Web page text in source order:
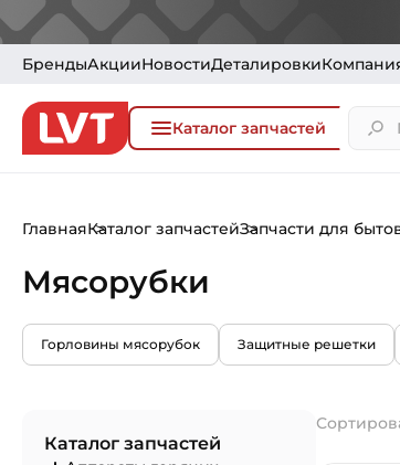
БрендыАкцииНовостиДеталировки
Каталог запчастей
ГлавнаяКаталог запчастейЗапчасти для
Мясорубки
Горловины мясорубок Защитные решетки
Каталог запчастей